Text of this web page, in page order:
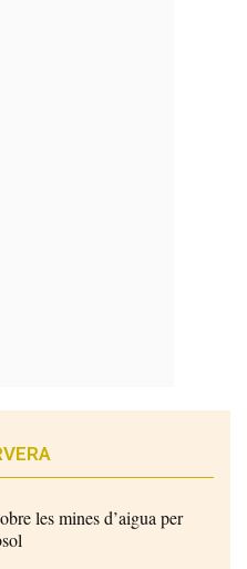
les mines d’aigua per